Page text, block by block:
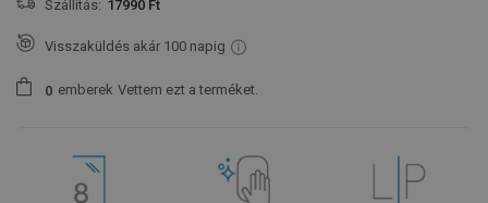
Szállítás: 17990 Ft
Visszaküldés akár 100 napig
0 emberek Vettem ezt a terméket.